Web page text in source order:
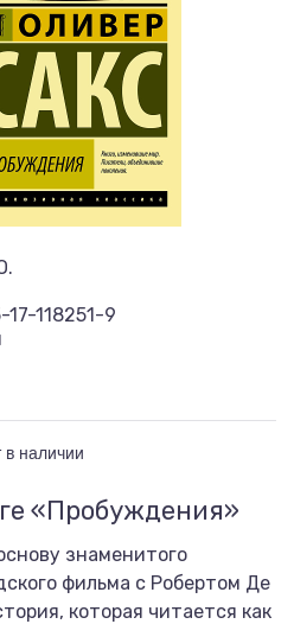
118251-9
в наличии
«Пробуждения»
знаменитого
фильма с Робертом Де
которая читается как